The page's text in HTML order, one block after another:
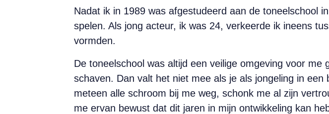
Nadat ik in 1989 was afgestudeerd aan de toneelschool
spelen. Als jong acteur, ik was 24, verkeerde ik ineens
vormden.
De toneelschool was altijd een veilige omgeving voor
schaven. Dan valt het niet mee als je als jongeling in
meteen alle schroom bij me weg, schonk me al zijn
me ervan bewust dat dit jaren in mijn ontwikkeling kan